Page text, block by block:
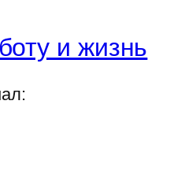
и жизнь